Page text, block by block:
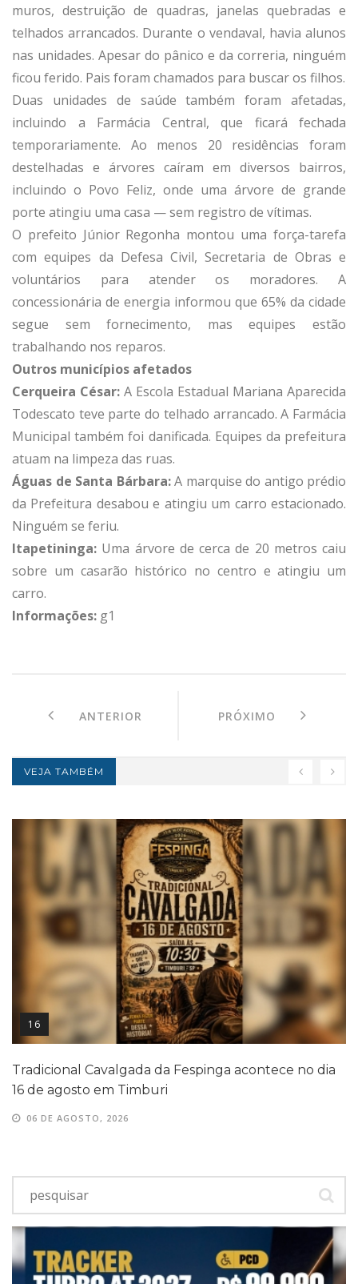
muros, destruição de quadras, janelas quebradas e
telhados arrancados. Durante o vendaval, havia alunos
nas unidades. Apesar do pânico e da correria, ninguém
ficou ferido. Pais foram chamados para buscar os filhos.
Duas unidades de saúde também foram afetadas,
incluindo a Farmácia Central, que ficará fechada
temporariamente. Ao menos 20 residências foram
destelhadas e árvores caíram em diversos bairros,
incluindo o Povo Feliz, onde uma árvore de grande
porte atingiu uma casa — sem registro de vítimas.
O prefeito Júnior Regonha montou uma força-tarefa
com equipes da Defesa Civil, Secretaria de Obras e
voluntários para atender os moradores. A
concessionária de energia informou que 65% da cidade
segue sem fornecimento, mas equipes estão
trabalhando nos reparos.
Outros municípios afetados
Cerqueira César: A Escola Estadual Mariana Aparecida
Todescato teve parte do telhado arrancado. A Farmácia
Municipal também foi danificada. Equipes da prefeitura
atuam na limpeza das ruas.
Águas de Santa Bárbara:A marquise do antigo prédio
da Prefeitura desabou e atingiu um carro estacionado.
Ninguém se feriu.
Itapetininga: Uma árvore de cerca de 20 metros caiu
sobre um casarão histórico no centro e atingiu um
carro.
Informações: g1
ANTERIOR PRÓXIMO
VEJA TAMBÉM
16
Tradicional Cavalgada da Fespinga acontece no dia
16 de agosto em Timburi
06 DE AGOSTO, 2026